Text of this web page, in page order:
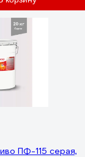
ПФ-115 серая,